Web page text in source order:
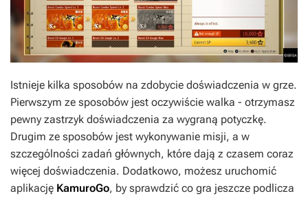
Istnieje kilka sposobów na zdobycie doświadczenia w grze.
Pierwszym ze sposobów jest oczywiście walka - otrzymasz
pewny zastrzyk doświadczenia za wygraną potyczkę.
Drugim ze sposobów jest wykonywanie misji, a w
szczególności zadań głównych, które dają z czasem coraz
więcej doświadczenia. Dodatkowo, możesz uruchomić
aplikację KamuroGo, by sprawdzić co gra jeszcze podlicza